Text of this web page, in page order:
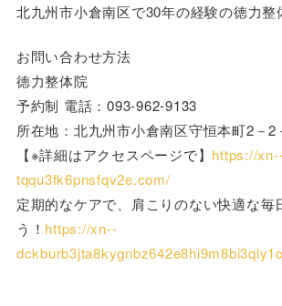
北九州市小倉南区で30年の経験の徳力整
お問い合わせ方法
徳力整体院
予約制 電話：093-962-9133
所在地：北九州市小倉南区守恒本町2－2
【※詳細はアクセスページで】 https://
tqqu3fk6pnsfqv2e.com/
定期的なケアで、肩こりのない快適な毎
う！ https://xn--